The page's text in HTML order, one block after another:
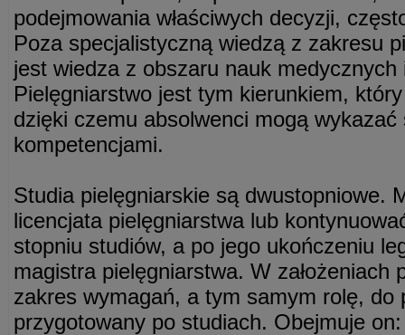
podejmowania właściwych decyzji,
Poza specjalistyczną wiedzą z zakresu
jest wiedza z obszaru nauk medycznych
Pielęgniarstwo jest tym kierunkiem,
dzięki czemu absolwenci mogą wykazać
kompetencjami.
Studia pielęgniarskie są dwustopniowe.
licencjata pielęgniarstwa lub
stopniu studiów, a po jego ukończeniu
magistra pielęgniarstwa. W założeniach
zakres wymagań, a tym samym rolę, do
przygotowany po studiach. Obejmuje on: